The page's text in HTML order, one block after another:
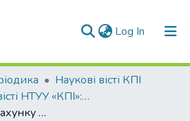
Log In (current)
Наукові вісті КПІ
Наукові вісті НТУУ «КПІ»: науково-технічний журнал, № 4(102)
Особливості розрахунку з перших принципів енергії активації дифузії для систем Ag–Mo І Mo–Ag